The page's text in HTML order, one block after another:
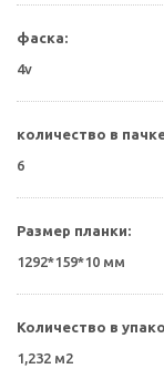
фаска:
4v
количество в
6
Размер планки:
1292*159*10 мм
Количество в
1,232 м2